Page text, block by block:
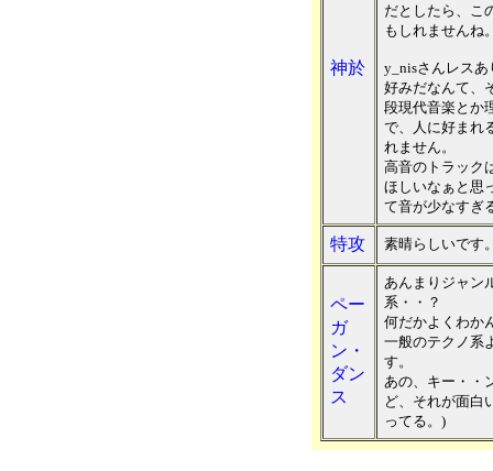
神於
だとしたら、こ
もしれませんね
y_nisさんレス
好みだなんて、
段現代音楽とか
で、人に好まれ
れません。
高音のトラック
ほしいなぁと思
て音が少なすぎ
特攻 素晴らしいです
ペー
ガ
ン・
ダン
ス
あんまりジャン
系・・？
何だかよくわか
一般のテクノ系
す。
あの、キー・・
ど、それが面白
ってる。)